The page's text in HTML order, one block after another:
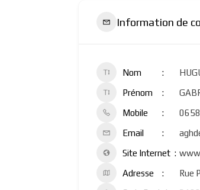
Information de
Nom
Prénom
Mobile
Email
Site Internet
Adresse
Rue